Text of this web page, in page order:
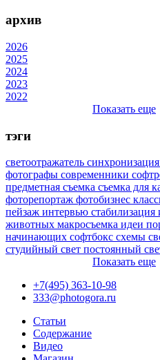
архив
2026
2025
2024
2023
2022
Показать еще
тэги
светоотражатель синхронизация
фотографы современники
предметная съемка съемка для
фоторепортаж фотобизнес
пейзаж интервью стабилизация
животных макросъемка идеи
начинающих софтбокс схемы
студийный свет постоянный
Показать еще
+7(495) 363-10-98
333@photogora.ru
Статьи
Содержание
Видео